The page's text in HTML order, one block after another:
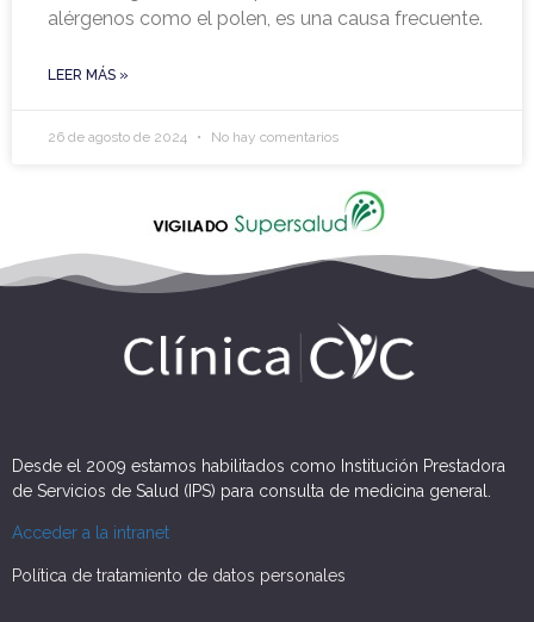
alérgenos como el polen, es una causa frecuente.
LEER MÁS »
26 de agosto de 2024 No hay comentarios
Desde el 2009 estamos habilitados como Institución Prestadora
de Servicios de Salud (IPS) para consulta de medicina general.
Acceder a la intranet
Política de tratamiento de datos personales